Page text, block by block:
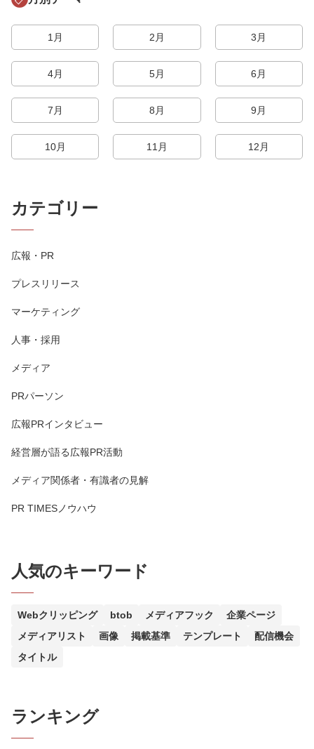
1月 2月 3月
4月 5月 6月
7月 8月 9月
10月 11月 12月
カテゴリー
広報・PR
プレスリリース
マーケティング
人事・採用
メディア
PRパーソン
広報PRインタビュー
経営層が語る広報PR活動
メディア関係者・有識者の見解
PR TIMESノウハウ
人気のキーワード
Webクリッピング btob メディアフック
企業ページ
メディアリスト
画像 掲載基準 テンプレート
配信機会
タイトル
ランキング